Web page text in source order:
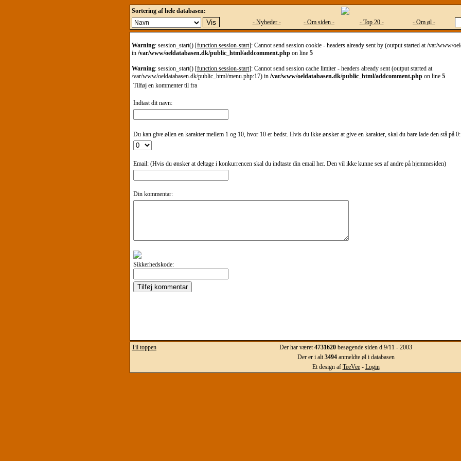
Sortering af hele databasen:
- Nyheder -
- Om siden - - Top 20 - - Om øl -
Warning: session_start() [function.session-start]: Cannot send session cookie - headers already sent by (output started at /var/www/
in /var/www/oeldatabasen.dk/public_html/addcomment.php on line 5
Warning: session_start() [function.session-start]: Cannot send session cache limiter - headers already sent (output started at
/var/www/oeldatabasen.dk/public_html/menu.php:17) in /var/www/oeldatabasen.dk/public_html/addcomment.php on line 5
Tilføj en kommenter til fra
Indtast dit navn:
Du kan give øllen en karakter mellem 1 og 10, hvor 10 er bedst. Hvis du ikke ønsker at give en karakter, skal du bare lade den stå på 0:
Email: (Hvis du ønsker at deltage i konkurrencen skal du indtaste din email her. Den vil ikke kunne ses af andre på hjemmesiden)
Din kommentar:
Sikkerhedskode:
Til toppen Der har været4731620besøgende siden d.9/11 - 2003
Der er i alt3494anmeldte øl i databasen
Et design af TeeVee- Login